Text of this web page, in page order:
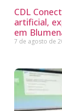
CDL
artificial,
em
7 de agosto de